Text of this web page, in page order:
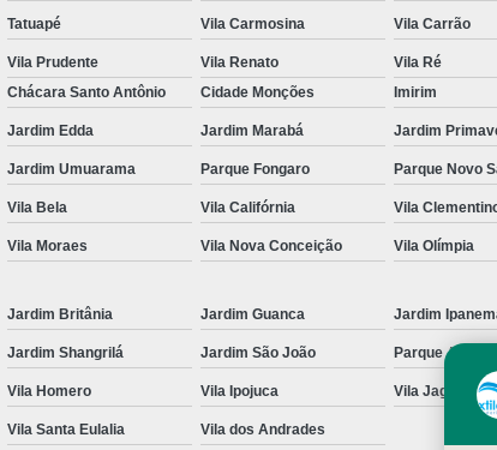
Locação de Toalha de Rosto para Salão
Locação de
Locação de Toalha de Rosto São Paulo
Locação de Toalha Rosto Branca
Aluguel de
Aluguel de Toalha Industrial Virgem
Aluguel de
Locação de Toalha
Locação de Toalha Industrial Relavada
Locação de
de Toalha para Salão de Beleza
Manta
Absorvente Azul
Manta Absorvente de óleo
Manta Absorvente Industrial
Tatuapé Vila Carmosina Vila Carrão
Vila Prudente Vila Renato Vila Ré
Chácara Santo Antônio Cidade Monções Imirim
Jardim Edda Jardim Marabá Jardim
Jardim Umuarama Parque Fongaro Parque Novo
Vila Bela Vila Califórnia Vila
Vila Moraes Vila Nova Conceição Vila Olímpia
Jardim Britânia Jardim Guanca Jardim
Jardim Shangrilá Jardim São João Parque
Vila Homero Vila Ipojuca Vila Jaguara
Vila Santa Eulalia Vila dos Andrades